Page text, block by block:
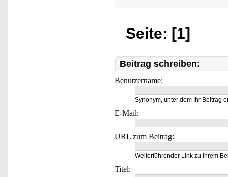
Seite: [1]
Beitrag schreiben:
Benutzername:
Synonym, unter dem Ihr Beitrag
E-Mail:
URL zum Beitrag:
Weiterführender Link zu Ihrem
Titel: